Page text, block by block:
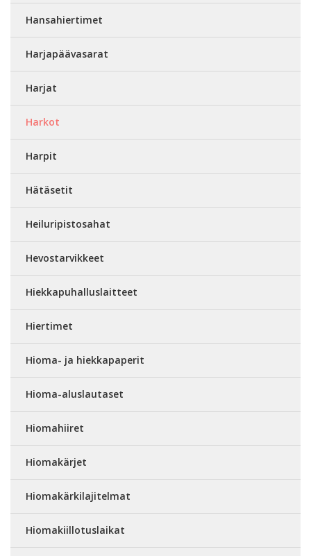
Hansahiertimet
Harjapäävasarat
Harjat
Harkot
Harpit
Hätäsetit
Heiluripistosahat
Hevostarvikkeet
Hiekkapuhalluslaitteet
Hiertimet
Hioma- ja hiekkapaperit
Hioma-aluslautaset
Hiomahiiret
Hiomakärjet
Hiomakärkilajitelmat
Hiomakiillotuslaikat